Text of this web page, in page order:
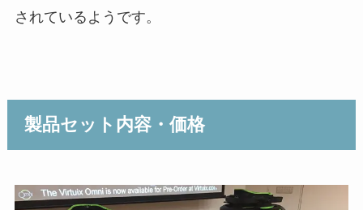
されているようです。
製品セット内容・価格